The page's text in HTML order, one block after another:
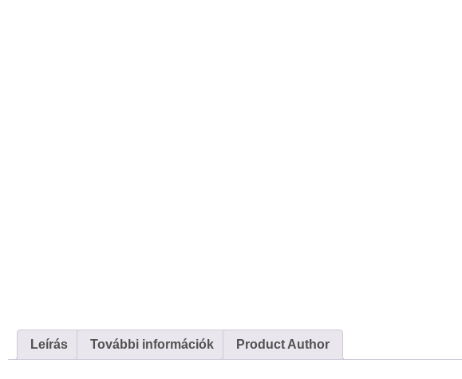
Leírás További információk Product Author